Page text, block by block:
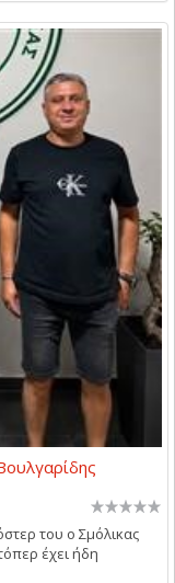
του ο Σμόλικας
έχει ήδη